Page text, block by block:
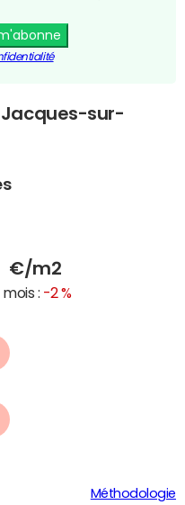
Jacques-sur-
€/m2
: -2 %
Méthodologie